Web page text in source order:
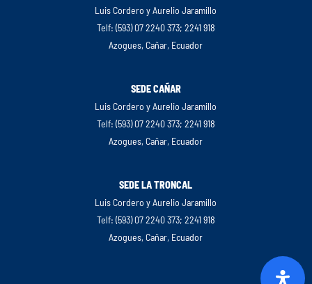
Luis Cordero y Aurelio Jaramillo
Telf: (593) 07 2240 373; 2241 918
Azogues, Cañar, Ecuador
SEDE CAÑAR
Luis Cordero y Aurelio Jaramillo
Telf: (593) 07 2240 373; 2241 918
Azogues, Cañar, Ecuador
SEDE LA TRONCAL
Luis Cordero y Aurelio Jaramillo
Telf: (593) 07 2240 373; 2241 918
Azogues, Cañar, Ecuador